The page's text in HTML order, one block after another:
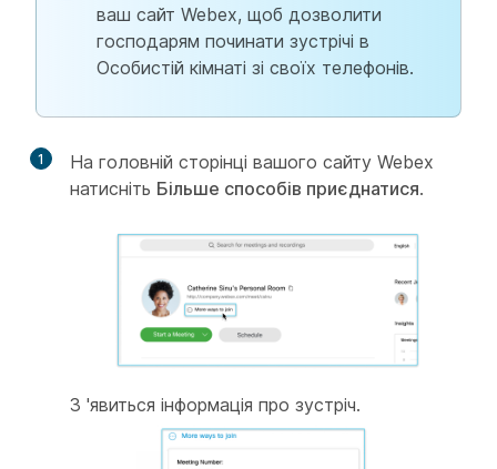
ваш сайт Webex, щоб дозволити
господарям починати зустрічі в
Особистій кімнаті зі своїх телефонів.
1
На головній сторінці вашого сайту Webex
натисніть Більше способів приєднатися.
З 'явиться інформація про зустріч.